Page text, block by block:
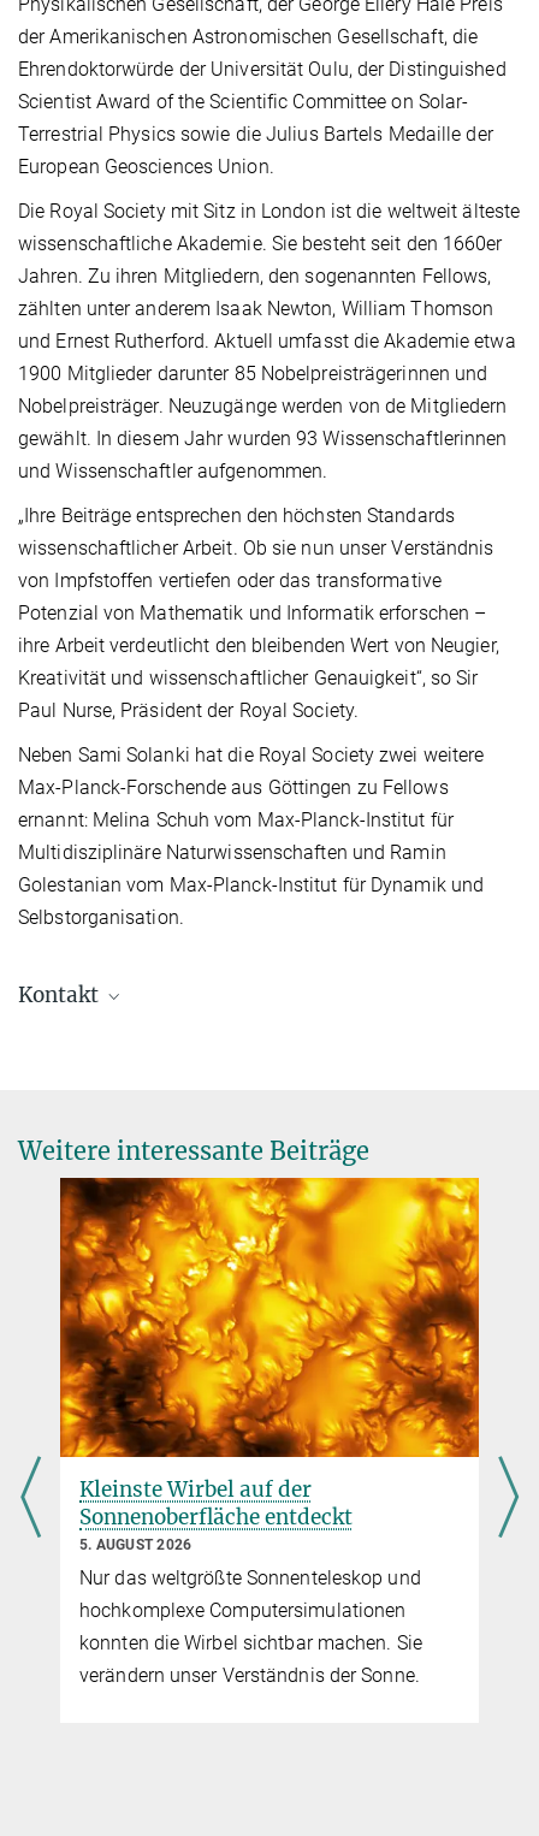
der Amerikanischen Astronomischen Gesellschaft, die
Ehrendoktorwürde der Universität Oulu, der Distinguished
Scientist Award of the Scientific Committee on Solar-
Terrestrial Physics sowie die Julius Bartels Medaille der
European Geosciences Union.
Die Royal Society mit Sitz in London ist die weltweit älteste
wissenschaftliche Akademie. Sie besteht seit den 1660er
Jahren. Zu ihren Mitgliedern, den sogenannten Fellows,
zählten unter anderem Isaak Newton, William Thomson
und Ernest Rutherford. Aktuell umfasst die Akademie etwa
1900 Mitglieder darunter 85 Nobelpreisträgerinnen und
Nobelpreisträger. Neuzugänge werden von de Mitgliedern
gewählt. In diesem Jahr wurden 93 Wissenschaftlerinnen
und Wissenschaftler aufgenommen.
„Ihre Beiträge entsprechen den höchsten Standards
wissenschaftlicher Arbeit. Ob sie nun unser Verständnis
von Impfstoffen vertiefen oder das transformative
Potenzial von Mathematik und Informatik erforschen –
ihre Arbeit verdeutlicht den bleibenden Wert von Neugier,
Kreativität und wissenschaftlicher Genauigkeit“, so Sir
Paul Nurse, Präsident der Royal Society.
Neben Sami Solanki hat die Royal Society zwei weitere
Max-Planck-Forschende aus Göttingen zu Fellows
ernannt: Melina Schuh vom Max-Planck-Institut für
Multidisziplinäre Naturwissenschaften und Ramin
Golestanian vom Max-Planck-Institut für Dynamik und
Selbstorganisation.
Kontakt
krummheuer@...
Max-Planck-Institut für Sonnensystemforschung, Göttingen
Prof. Dr. Sami K. Solanki
Direktor
+49 551 384979-325
Solanki@...
Max-Planck-Institut für Sonnensystemforschung, Göttingen
Weitere interessante Beiträge
Kleinste Wirbel auf der
Sonnenoberfläche entdeckt
5. AUGUST 2026
Nur das weltgrößte Sonnenteleskop und
hochkomplexe Computersimulationen
konnten die Wirbel sichtbar machen. Sie
verändern unser Verständnis der Sonne.